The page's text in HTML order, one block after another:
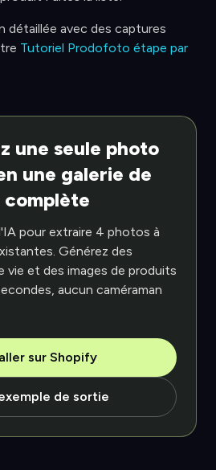
détaillée avec des captures
Tutoriel Prodofoto étape par
une seule photo
une galerie de
pour extraire 4 photos à
Générez des
vie et des images de produits
aucun caméraman
sur Shopify
de sortie